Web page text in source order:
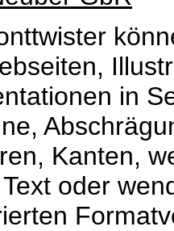
in
Kanten,
oder